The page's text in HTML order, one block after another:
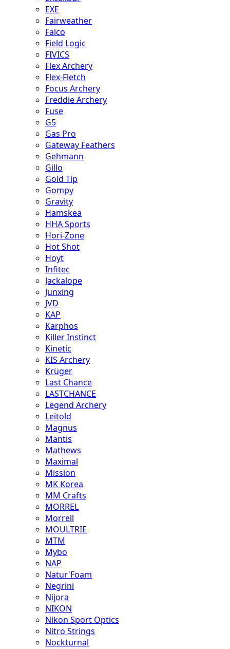
EXE
Fairweather
Falco
Field Logic
FIVICS
Flex Archery
Flex-Fletch
Focus Archery
Freddie Archery
Fuse
G5
Gas Pro
Gateway Feathers
Gehmann
Gillo
Gold Tip
Gompy
Gravity
Hamskea
HHA Sports
Hori-Zone
Hot Shot
Hoyt
Infitec
Jackalope
Junxing
JVD
KAP
Karphos
Killer Instinct
Kinetic
KIS Archery
Krüger
Last Chance
LASTCHANCE
Legend Archery
Leitold
Magnus
Mantis
Mathews
Maximal
Mission
MK Korea
MM Crafts
MORREL
Morrell
MOULTRIE
MTM
Mybo
NAP
Natur'Foam
Negrini
Nijora
NIKON
Nikon Sport Optics
Nitro Strings
Nockturnal